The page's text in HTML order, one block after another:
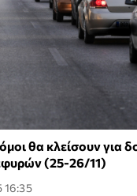
θα κλείσουν για
(25-26/11)
16:35